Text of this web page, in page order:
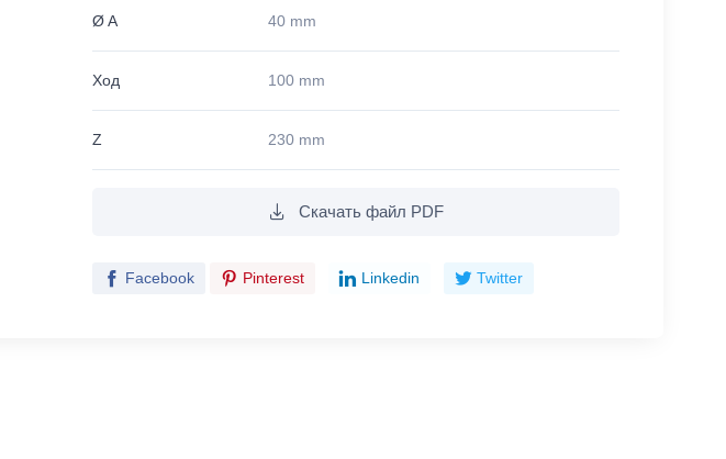
Ø A 40 mm
Ход 100 mm
Z 230 mm
Скачать файл PDF
Facebook Pinterest Linkedin Twitter